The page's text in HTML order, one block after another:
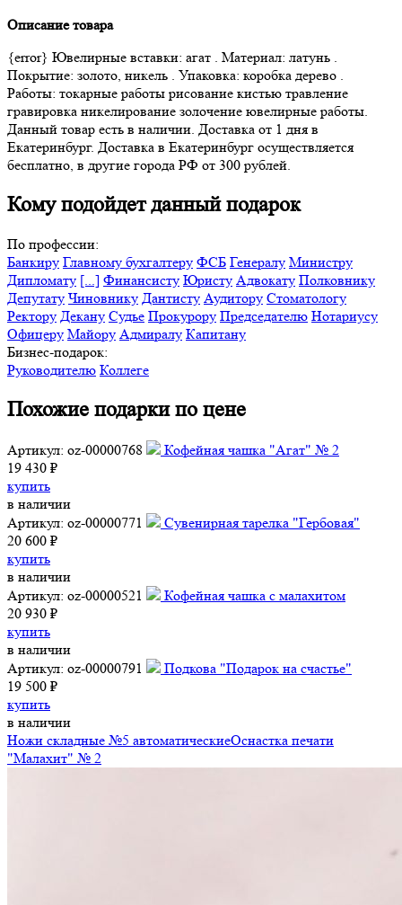
Описание товара
{error} Ювелирные вставки: агат . Материал: латунь .
Покрытие: золото, никель . Упаковка: коробка дерево .
Работы: токарные работы рисование кистью травление
гравировка никелирование золочение ювелирные работы.
Данный товар есть в наличии. Доставка от 1 дня в
Екатеринбург. Доставка в Екатеринбург осуществляется
бесплатно, в другие города РФ от 300 рублей.
Кому подойдет данный подарок
По профессии:
Банкиру Главному бухгалтеру ФСБ Генералу Министру
Дипломату [...] Финансисту Юристу Адвокату Полковнику
Депутату Чиновнику Дантисту Аудитору Стоматологу
Ректору Декану Судье Прокурору Председателю Нотариусу
Офицеру Майору Адмиралу Капитану
Бизнес-подарок:
Руководителю Коллеге
Похожие подарки по цене
Артикул: oz-00000768
Кофейная чашка "Агат" № 2
19 430 ₽
купить
в наличии
Артикул: oz-00000771
Сувенирная тарелка "Гербовая"
20 600 ₽
купить
в наличии
Артикул: oz-00000521
Кофейная чашка с малахитом
20 930 ₽
купить
в наличии
Артикул: oz-00000791
Подкова "Подарок на счастье"
19 500 ₽
купить
в наличии
Ножи складные №5 автоматическиеОснастка печати
"Малахит" № 2